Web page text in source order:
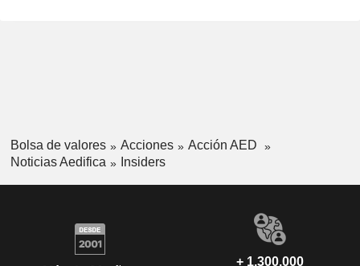
Bolsa de valores Acciones
Acción AED
Noticias Aedifica
Insiders
+ 1.300.000